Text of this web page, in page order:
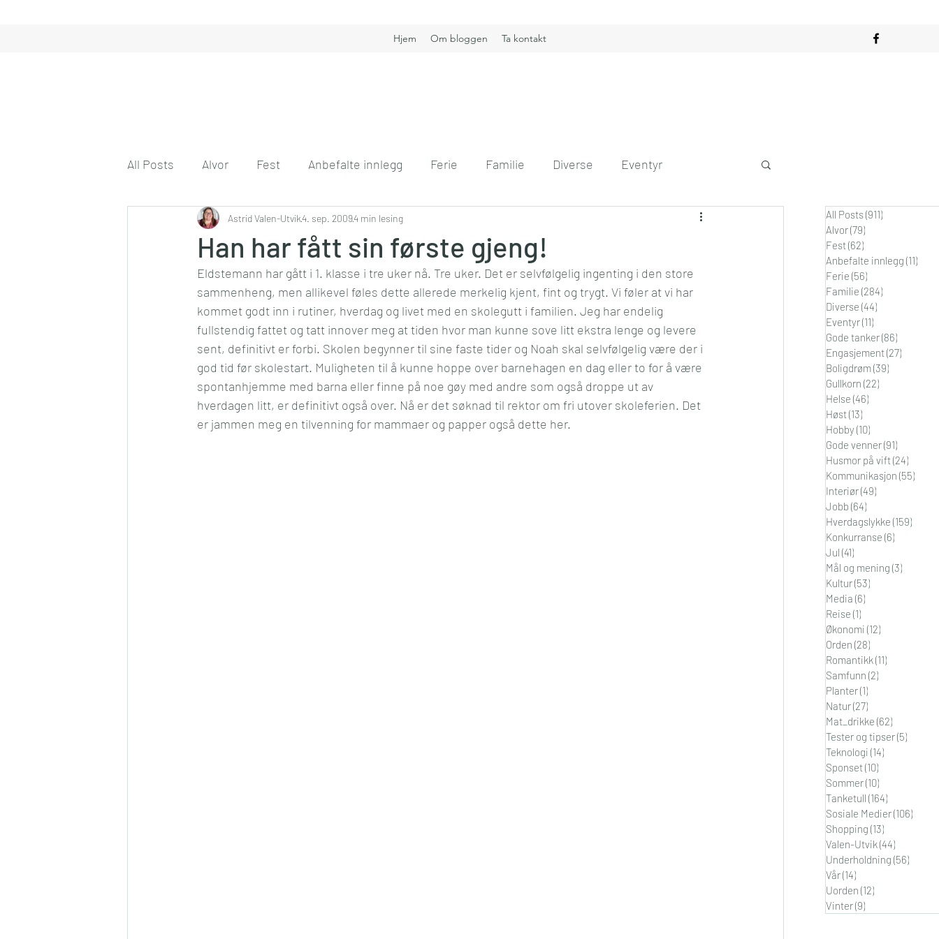
Hjem Om bloggen Ta kontakt
All Posts Alvor Fest Anbefalte innlegg Ferie Familie Diverse Eventyr
Gode tanker Engasjement Boligdrøm
Gode venner Husmor på vift Kommunikasjon Interiør Jobb Hverdagslykke
Konkurranse Jul Mål og mening Kultur Media Reise Økonomi Orden
Romantikk Samfunn
Han har fått sin første gjeng!
Astrid Valen-Utvik4. sep. 20094 min lesing
Eldstemann har gått i 1. klasse i tre uker nå. Tre uker. Det er selvfølgelig ingenting i den store
sammenheng, men allikevel føles dette allerede merkelig kjent, fint og trygt. Vi føler at vi har
kommet godt inn i rutiner, hverdag og livet med en skolegutt i familien. Jeg har endelig
fullstendig fattet og tatt innover meg at tiden hvor man kunne sove litt ekstra lenge og levere
sent, definitivt er forbi. Skolen begynner til sine faste tider og Noah skal selvfølgelig være der i
god tid før skolestart. Muligheten til å kunne hoppe over barnehagen en dag eller to for å være
spontanhjemme med barna eller finne på noe gøy med andre som også droppe ut av
hverdagen litt, er definitivt også over. Nå er det søknad til rektor om fri utover skoleferien. Det
er jammen meg en tilvenning for mammaer og papper også dette her.
All Posts(911)
Alvor(79)
Fest(62)
Anbefalte innlegg (11)
Ferie (56)
Familie (284)
Diverse (44)
Eventyr(11)
Gode tanker(86)
Engasjement(27)
Boligdrøm(39)
Gullkorn (22)
Helse (46)
Høst(13)
Hobby (10)
Gode venner(91)
Husmor på vift(24)
Kommunikasjon (55)
Interiør(49)
Jobb (64)
Hverdagslykke (159)
Konkurranse (6)
Jul (41)
Mål og mening (3)
Kultur(53)
Media (6)
Reise (1)
Økonomi (12)
Orden (28)
Romantikk(11)
Samfunn (2)
Planter(1)
Natur(27)
Mat_drikke (62)
Tester og tipser(5)
Teknologi (14)
Sponset(10)
Sommer(10)
Tanketull (164)
Sosiale Medier(106)
Shopping (13)
Valen-Utvik(44)
Underholdning (56)
Vår(14)
Uorden (12)
Vinter(9)